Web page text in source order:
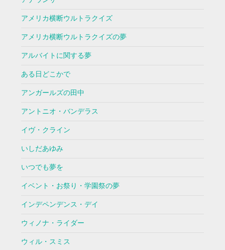
アメリカ横断ウルトラクイズ
アメリカ横断ウルトラクイズの夢
アルバイトに関する夢
ある日どこかで
アンガールズの田中
アントニオ・バンデラス
イヴ・クライン
いしだあゆみ
いつでも夢を
イベント・お祭り・学園祭の夢
インデペンデンス・デイ
ウィノナ・ライダー
ウィル・スミス